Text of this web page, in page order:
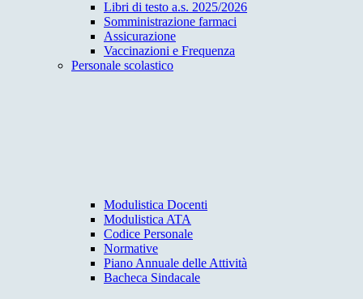
Libri di testo a.s. 2025/2026
Somministrazione farmaci
Assicurazione
Vaccinazioni e Frequenza
Personale scolastico
Modulistica Docenti
Modulistica ATA
Codice Personale
Normative
Piano Annuale delle Attività
Bacheca Sindacale